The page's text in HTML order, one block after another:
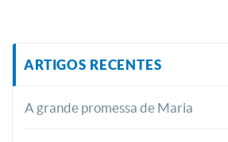
ARTIGOS RECENTES
A grande promessa de Maria